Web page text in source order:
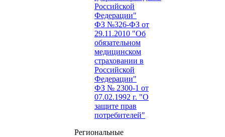
Российской
Федерации"
ФЗ №326-ФЗ от
29.11.2010 "Об
обязательном
медицинском
страховании в
Российской
Федерации"
ФЗ № 2300-1 от
07.02.1992 г. "О
защите прав
потребителей"
Региональные